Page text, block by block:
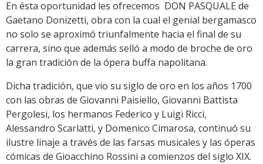
Link
En ésta oportunidad les ofrecemos DON PASQUALE de
Gaetano Donizetti, obra con la cual el genial bergamasco
no solo se aproximó triunfalmente hacia el final de su
carrera, sino que además selló a modo de broche de oro
la gran tradición de la ópera buffa napolitana.
Dicha tradición, que vio su siglo de oro en los años 1700
con las obras de Giovanni Paisiello, Giovanni Battista
Pergolesi, los hermanos Federico y Luigi Ricci,
Alessandro Scarlatti, y Domenico Cimarosa, continuó su
ilustre linaje a través de las farsas musicales y las óperas
cómicas de Gioacchino Rossini a comienzos del siglo XIX.